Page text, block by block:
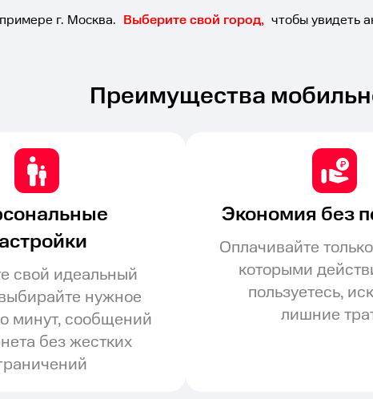
г. Москва. Выберите свой город, чтобы увидеть
Преимущества
свой идеальный
нужное
минут, сообщений
без жестких
Экономия без
Оплачивайте
которыми
пользуетесь,
лишние